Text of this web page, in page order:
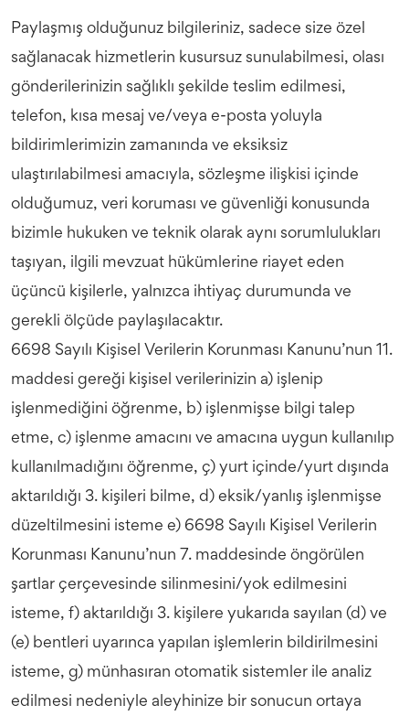
Paylaşmış olduğunuz bilgileriniz, sadece size özel
sağlanacak hizmetlerin kusursuz sunulabilmesi, olası
gönderilerinizin sağlıklı şekilde teslim edilmesi,
telefon, kısa mesaj ve/veya e-posta yoluyla
bildirimlerimizin zamanında ve eksiksiz
ulaştırılabilmesi amacıyla, sözleşme ilişkisi içinde
olduğumuz, veri koruması ve güvenliği konusunda
bizimle hukuken ve teknik olarak aynı sorumlulukları
taşıyan, ilgili mevzuat hükümlerine riayet eden
üçüncü kişilerle, yalnızca ihtiyaç durumunda ve
gerekli ölçüde paylaşılacaktır.
6698 Sayılı Kişisel Verilerin Korunması Kanunu’nun 11.
maddesi gereği kişisel verilerinizin a) işlenip
işlenmediğini öğrenme, b) işlenmişse bilgi talep
etme, c) işlenme amacını ve amacına uygun kullanılıp
kullanılmadığını öğrenme, ç) yurt içinde/yurt dışında
aktarıldığı 3. kişileri bilme, d) eksik/yanlış işlenmişse
düzeltilmesini isteme e) 6698 Sayılı Kişisel Verilerin
Korunması Kanunu’nun 7. maddesinde öngörülen
şartlar çerçevesinde silinmesini/yok edilmesini
isteme, f) aktarıldığı 3. kişilere yukarıda sayılan (d) ve
(e) bentleri uyarınca yapılan işlemlerin bildirilmesini
isteme, g) münhasıran otomatik sistemler ile analiz
edilmesi nedeniyle aleyhinize bir sonucun ortaya